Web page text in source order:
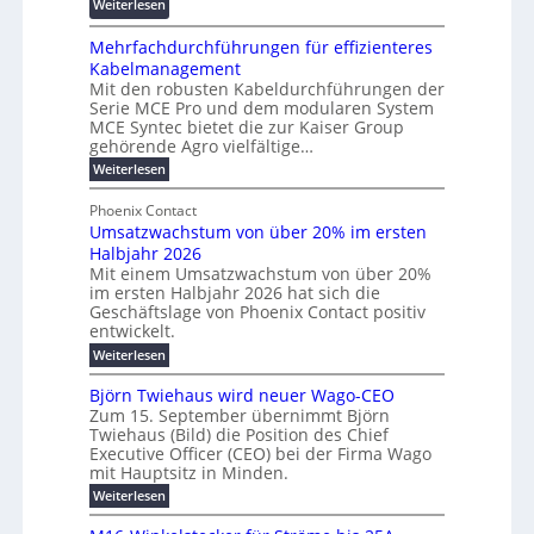
ö
e
r
u
n
g
b
r
a
u
c
h
t
m
e
r
T
e
m
p
o
d
z
u
m
E
n
e
r
g
u
b
f
ü
r
m
o
d
e
r
n
e
E
e
n
t
w
i
c
k
e
l
e
N
H
-
S
i
c
h
e
r
u
n
g
s
l
Weiterlesen
R
e
k
o
r
d
b
e
e
i
l
i
g
u
n
g
b
e
i
m
2
0
2
Mehrfachdurchführungen für effizienteres
Kabelmanagement
Mit den robusten Kabeldurchführungen der
Serie MCE Pro und dem modularen System
MCE Syntec bietet die zur Kaiser Group
gehörende Agro vielfältige…
Weiterlesen:
M
h
r
f
a
c
h
d
u
r
c
f
ü
h
u
n
g
e
Phoenix Contact
Umsatzwachstum von über 20% im ersten
Halbjahr 2026
Mit einem Umsatzwachstum von über 20%
im ersten Halbjahr 2026 hat sich die
Geschäftslage von Phoenix Contact positiv
entwickelt.
Weiterlesen:
U
m
s
a
t
w
a
c
h
Björn Twiehaus wird neuer Wago-CEO
Zum 15. September übernimmt Björn
Twiehaus (Bild) die Position des Chief
Executive Officer (CEO) bei der Firma Wago
mit Hauptsitz in Minden.
Weiterlesen:
B
j